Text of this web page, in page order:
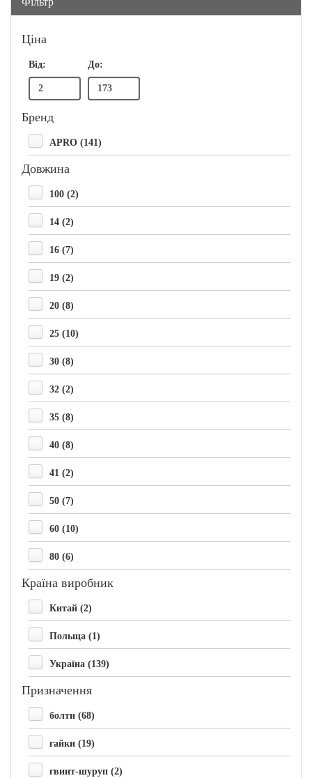
Ціна
Від: До:
Бренд
APRO (141)
Довжина
100 (2)
14 (2)
16 (7)
19 (2)
20 (8)
25 (10)
30 (8)
32 (2)
35 (8)
40 (8)
41 (2)
50 (7)
60 (10)
80 (6)
Країна виробник
Китай (2)
Польща (1)
Україна (139)
Призначення
болти (68)
гайки (19)
гвинт-шуруп (2)